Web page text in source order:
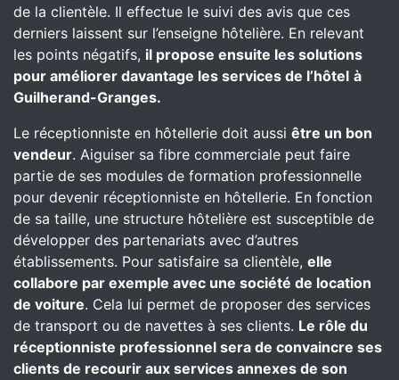
de la clientèle. Il effectue le suivi des avis que ces
derniers laissent sur l’enseigne hôtelière. En relevant
les points négatifs, il propose ensuite les solutions
pour améliorer davantage les services de l’hôtel à
Guilherand-Granges.
Le réceptionniste en hôtellerie doit aussi être un bon
vendeur. Aiguiser sa fibre commerciale peut faire
partie de ses modules de formation professionnelle
pour devenir réceptionniste en hôtellerie. En fonction
de sa taille, une structure hôtelière est susceptible de
développer des partenariats avec d’autres
établissements. Pour satisfaire sa clientèle, elle
collabore par exemple avec une société de location
de voiture. Cela lui permet de proposer des services
de transport ou de navettes à ses clients. Le rôle du
réceptionniste professionnel sera de convaincre ses
clients de recourir aux services annexes de son